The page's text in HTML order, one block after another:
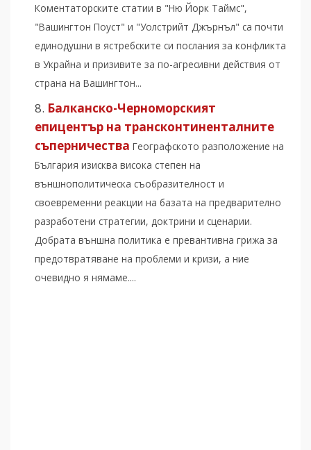
Коментаторските статии в "Ню Йорк Таймс",
"Вашингтон Поуст" и "Уолстрийт Джърнъл" са почти
единодушни в ястребските си послания за конфликта
в Украйна и призивите за по-агресивни действия от
страна на Вашингтон...
Балканско-Черноморският
епицентър на трансконтиненталните
съперничества Географското разположение на
България изисква висока степен на
външнополитическа съобразителност и
своевременни реакции на базата на предварително
разработени стратегии, доктрини и сценарии.
Добрата външна политика е превантивна грижа за
предотвратяване на проблеми и кризи, а ние
очевидно я нямаме....